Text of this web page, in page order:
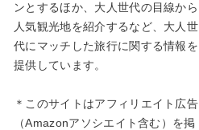
ンとするほか、大人世代の目線から
人気観光地を紹介するなど、大人世
代にマッチした旅行に関する情報を
提供しています。
＊このサイトはアフィリエイト広告
（Amazonアソシエイト含む）を掲